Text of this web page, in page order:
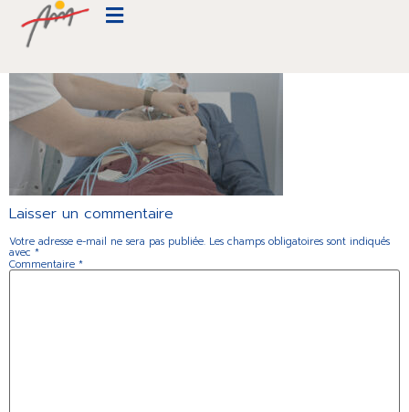
Cardiologie-Beauregard-066
Laisser un commentaire
Votre adresse e-mail ne sera pas publiée. Les champs obligatoires sont indiqués
avec *
Commentaire *